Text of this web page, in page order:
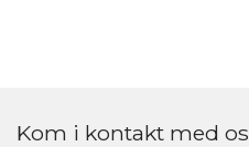
Kom i kontakt med os